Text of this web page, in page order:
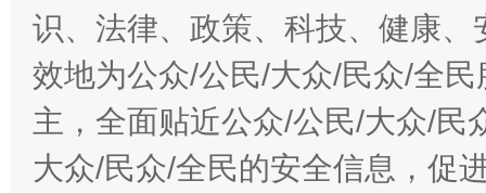
识、法律、政策、科技、健康
效地为公众/公民/大众/民众/全
主，全面贴近公众/公民/大众/民
大众/民众/全民的安全信息，促